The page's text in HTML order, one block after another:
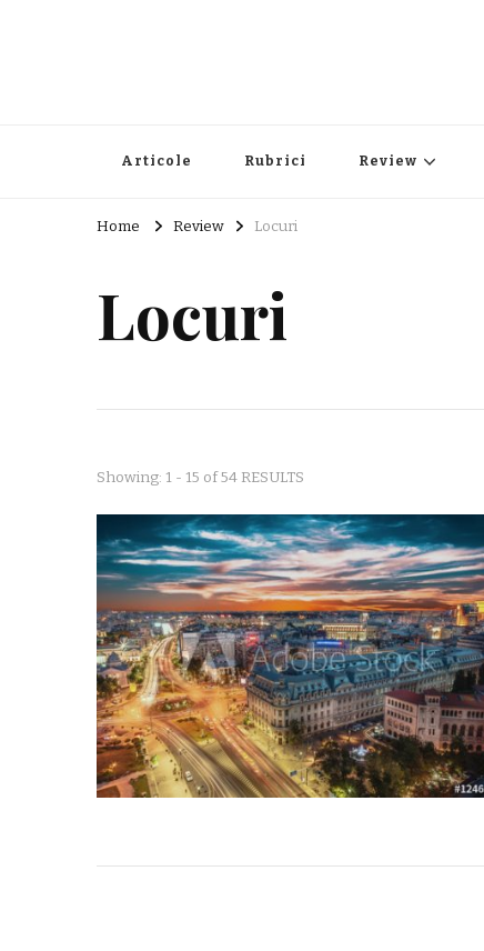
Articole Rubrici Review
Home Review Locuri
Locuri
Showing: 1 - 15 of 54 RESULTS